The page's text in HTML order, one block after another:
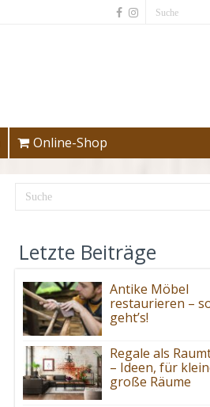
Online-Shop
Letzte Beiträge
Antike Möbel
restaurieren –
geht’s!
Regale als
– Ideen, für
große Räume